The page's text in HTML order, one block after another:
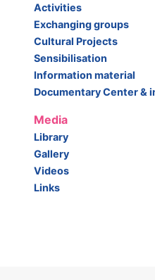
Activities
Exchanging groups
Cultural Projects
Sensibilisation
Information material
Documentary Center &
Media
Library
Gallery
Videos
Links